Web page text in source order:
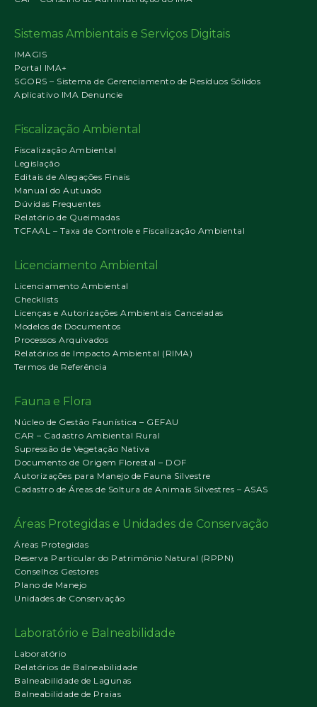
Sistemas Ambientais e Serviços Digitais
IMAGIS
Portal IMA+
SGORS – Sistema de Gerenciamento de Resíduos Sólidos
Aplicativo IMA Denuncie
Fiscalização Ambiental
Fiscalização Ambiental
Legislação
Editais de Alegações Finais
Manual do Autuado
Dúvidas Frequentes
Relatório de Queimadas
TCFAAL – Taxa de Controle e Fiscalização Ambiental
Licenciamento Ambiental
Licenciamento Ambiental
Checklists
Licenças e Autorizações Ambientais Canceladas
Modelos de Documentos
Processos Arquivados
Relatórios de Impacto Ambiental (RIMA)
Termos de Referência
Fauna e Flora
Núcleo de Gestão Faunística – GEFAU
CAR – Cadastro Ambiental Rural
Supressão de Vegetação Nativa
Documento de Origem Florestal – DOF
Autorizações para Manejo de Fauna Silvestre
Cadastro de Áreas de Soltura de Animais Silvestres – ASAS
Áreas Protegidas e Unidades de Conservação
Áreas Protegidas
Reserva Particular do Patrimônio Natural (RPPN)
Conselhos Gestores
Plano de Manejo
Unidades de Conservação
Laboratório e Balneabilidade
Laboratório
Relatórios de Balneabilidade
Balneabilidade de Lagunas
Balneabilidade de Praias